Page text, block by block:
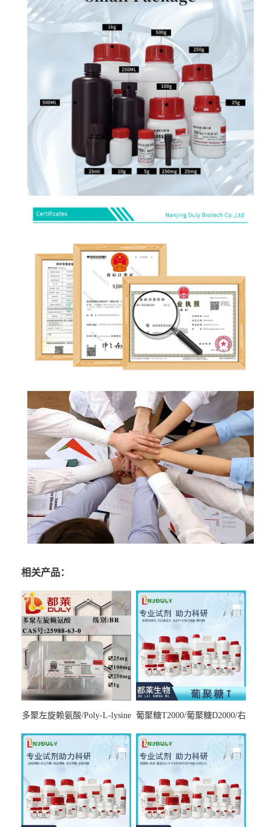
相关产品：
多聚左旋赖氨酸/Poly-L-lysine
7000，分子量7000-15000，分
子量2万～4万，分子量3～7
万，分子量7～15万，分子量
15～30万
葡聚糖T2000/葡聚糖D2000/右